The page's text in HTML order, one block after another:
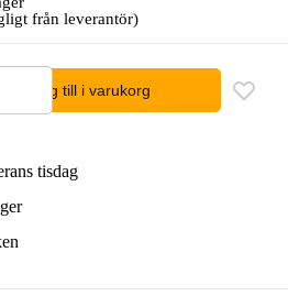
från leverantör)
lägg till i varukorg
tisdag